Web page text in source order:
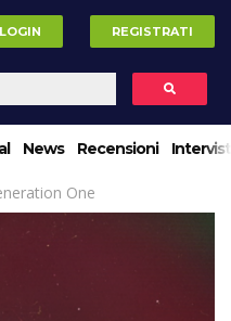
LOGIN REGISTRATI
News Recensioni
One